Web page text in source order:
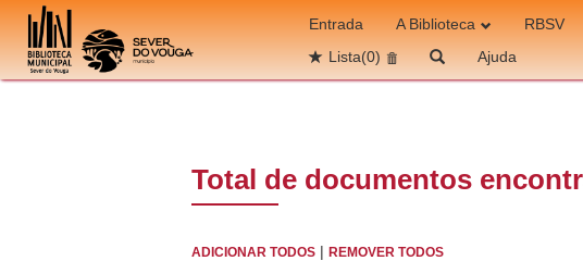
Ir para o conteúdo
Entrada A Biblioteca RBSV
Lista(0) Ajuda
Total de documentos
ADICIONAR TODOS |REMOVER TODOS